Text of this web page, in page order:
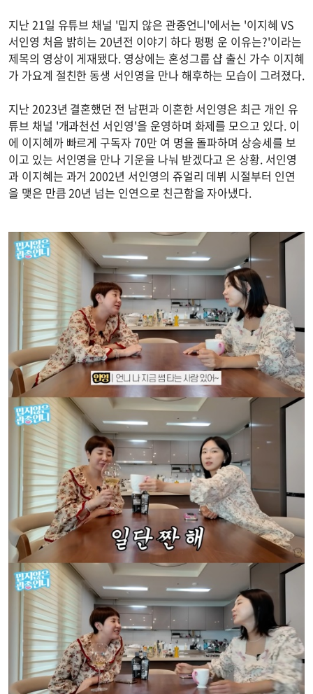
지난 21일 유튜브 채널 '밉지 않은 관종언니'에서는 '이지혜 VS
서인영 처음 밝히는 20년전 이야기 하다 펑펑 운 이유는?'이라는
제목의 영상이 게재됐다. 영상에는 혼성그룹 샵 출신 가수 이지혜
가 가요계 절친한 동생 서인영을 만나 해후하는 모습이 그려졌다.
지난 2023년 결혼했던 전 남편과 이혼한 서인영은 최근 개인 유
튜브 채널 '개과천선 서인영'을 운영하며 화제를 모으고 있다. 이
에 이지혜까 빠르게 구독자 70만 여 명을 돌파하며 상승세를 보
이고 있는 서인영을 만나 기운을 나눠 받겠다고 온 상황. 서인영
과 이지혜는 과거 2002년 서인영의 쥬얼리 데뷔 시절부터 인연
을 맺은 만큼 20년 넘는 인연으로 친근함을 자아냈다.